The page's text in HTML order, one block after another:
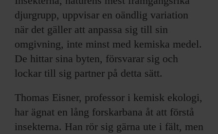
djurgrupp, uppvisar en oändlig variation
när det gäller att anpassa sig till sin
omgivning, inte minst med kemiska medel.
De hittar sina byten, försvarar sig och
lockar till sig partner på detta sätt.
Thomas Eisner, professor i kemisk ekologi,
har ägnat en lång forskarbana åt att förstå
insekterna. Han rör sig gärna ute i fält, men